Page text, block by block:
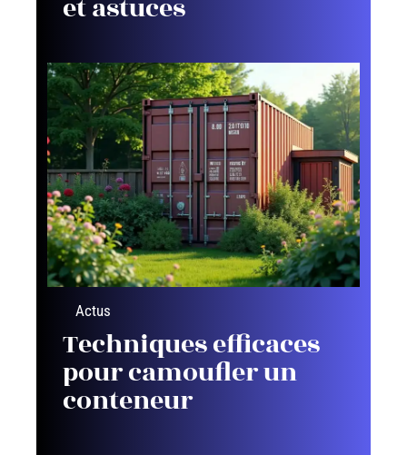
et astuces
Actus
Techniques efficaces
pour camoufler un
conteneur